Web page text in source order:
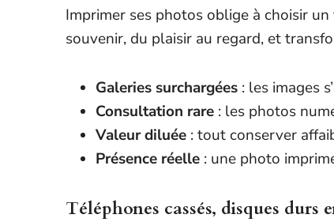
Imprimer ses photos oblige à choisir
souvenir, du plaisir au regard, et
Galeries surchargées : les images
Consultation rare : les photos
Valeur diluée : tout conserver
Présence réelle : une photo
Téléphones cassés, disques durs